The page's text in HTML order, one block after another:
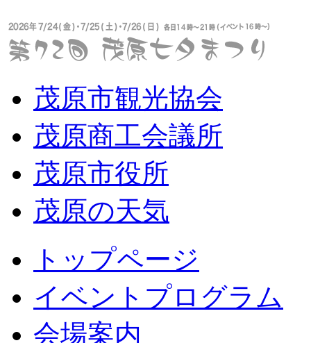
茂原市観光協会
茂原商工会議所
茂原市役所
茂原の天気
トップページ
イベントプログラム
会場案内